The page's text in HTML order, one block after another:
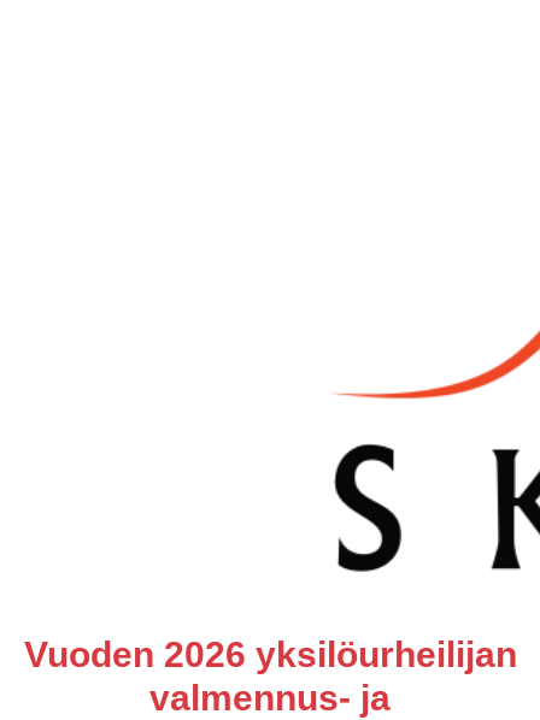
Vuoden 2026 yksilöurheilijan
valmennus- ja